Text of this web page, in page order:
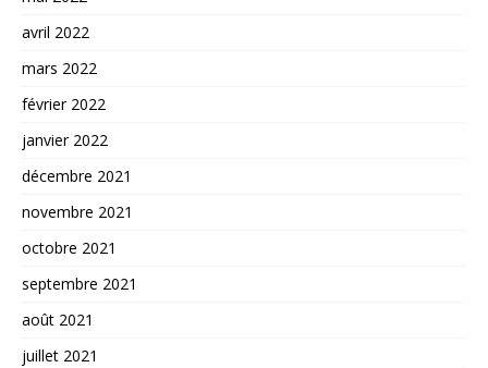
avril 2022
mars 2022
février 2022
janvier 2022
décembre 2021
novembre 2021
octobre 2021
septembre 2021
août 2021
juillet 2021